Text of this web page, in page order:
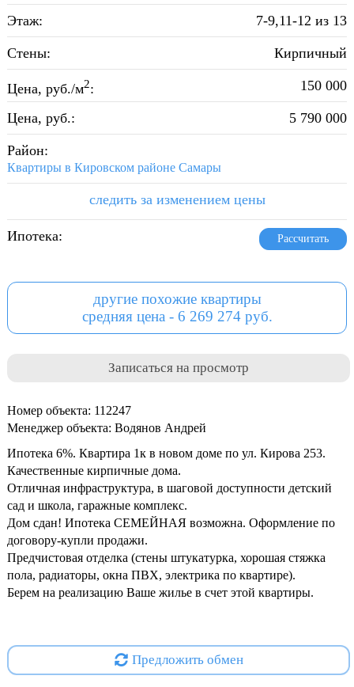
Этаж: 7-9,11-12 из 13
Стены: Кирпичный
Цена, руб./м2: 150 000
Цена, руб.: 5 790 000
Район:
Квартиры в Кировском районе Самары
следить за изменением цены
Ипотека: Рассчитать
другие похожие квартиры
средняя цена - 6 269 274 руб.
Записаться на просмотр
Номер объекта: 112247
Менеджер объекта: Водянов Андрей
Ипотека 6%. Квартира 1к в новом доме по ул. Кирова 253.
Качественные кирпичные дома.
Отличная инфраструктура, в шаговой доступности детский
сад и школа, гаражные комплекс.
Дом сдан! Ипотека СЕМЕЙНАЯ возможна. Оформление по
договору-купли продажи.
Предчистовая отделка (стены штукатурка, хорошая стяжка
пола, радиаторы, окна ПВХ, электрика по квартире).
Берем на реализацию Ваше жилье в счет этой квартиры.
Предложить обмен